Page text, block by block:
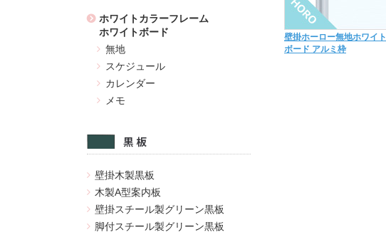
ホワイトカラーフレーム
ホワイトボード
無地
スケジュール
カレンダー
メモ
壁掛木製黒板
木製A型案内板
壁掛スチール製グリーン黒板
脚付スチール製グリーン黒板
壁掛ホーロー無地ホワイト
ボード アルミ枠